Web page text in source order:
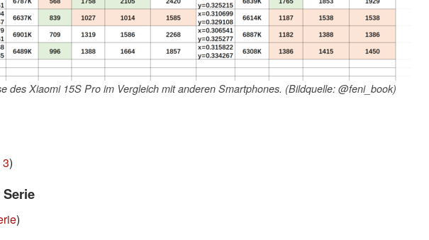
des Xiaomi 15S Pro im Vergleich mit anderen Smartphones. (Bildquelle: @feni_book)
3)
)